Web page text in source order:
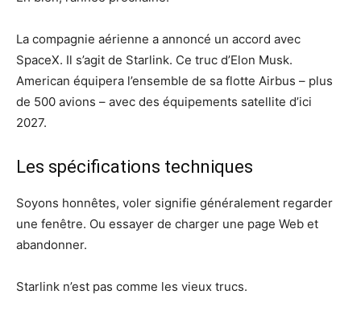
La compagnie aérienne a annoncé un accord avec
SpaceX. Il s’agit de Starlink. Ce truc d’Elon Musk.
American équipera l’ensemble de sa flotte Airbus – plus
de 500 avions – avec des équipements satellite d’ici
2027.
Les spécifications techniques
Soyons honnêtes, voler signifie généralement regarder
une fenêtre. Ou essayer de charger une page Web et
abandonner.
Starlink n’est pas comme les vieux trucs.